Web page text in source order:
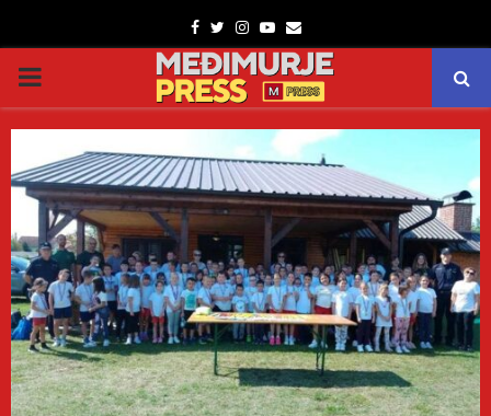
Facebook
TwitterInstagram
Youtube
Email
PRIMARY
MENU